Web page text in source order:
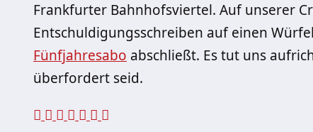
Frankfurter Bahnhofsviertel. Auf unserer
Entschuldigungsschreiben auf einen
Fünfjahresabo abschließt. Es tut uns
überfordert seid.